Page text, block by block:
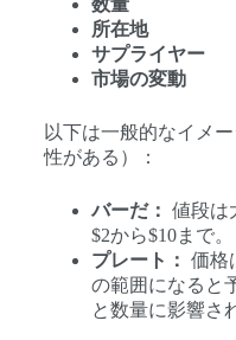
数量
所在地
サプライヤー
市場の変動
以下は一般的なイメ
性がある）：
バーだ： 値段は
$2から$10まで。
プレート： 価格
の範囲になると
と数量に影響さ